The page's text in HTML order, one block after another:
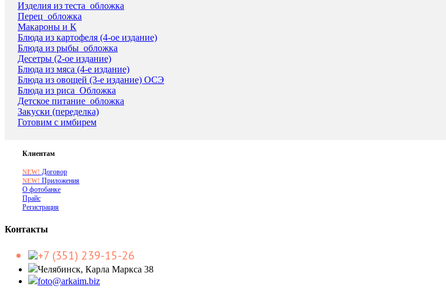
Изделия из теста_обложка
Перец_обложка
Макароны и К
Блюда из картофеля (4-ое издание)
Блюда из рыбы_обложка
Десетры (2-ое издание)
Блюда из мяса (4-е издание)
Блюда из овощей (3-е издание) ОСЭ
Блюда из риса_Обложка
Детское питание_обложка
Закуски (переделка)
Готовим с имбирем
Клиентам
NEW! Договор
NEW! Приложения
О фотобанке
Прайс
Регистрация
Контакты
+7 (351) 239-15-26
Челябинск, Карла Маркса 38
foto@arkaim.biz